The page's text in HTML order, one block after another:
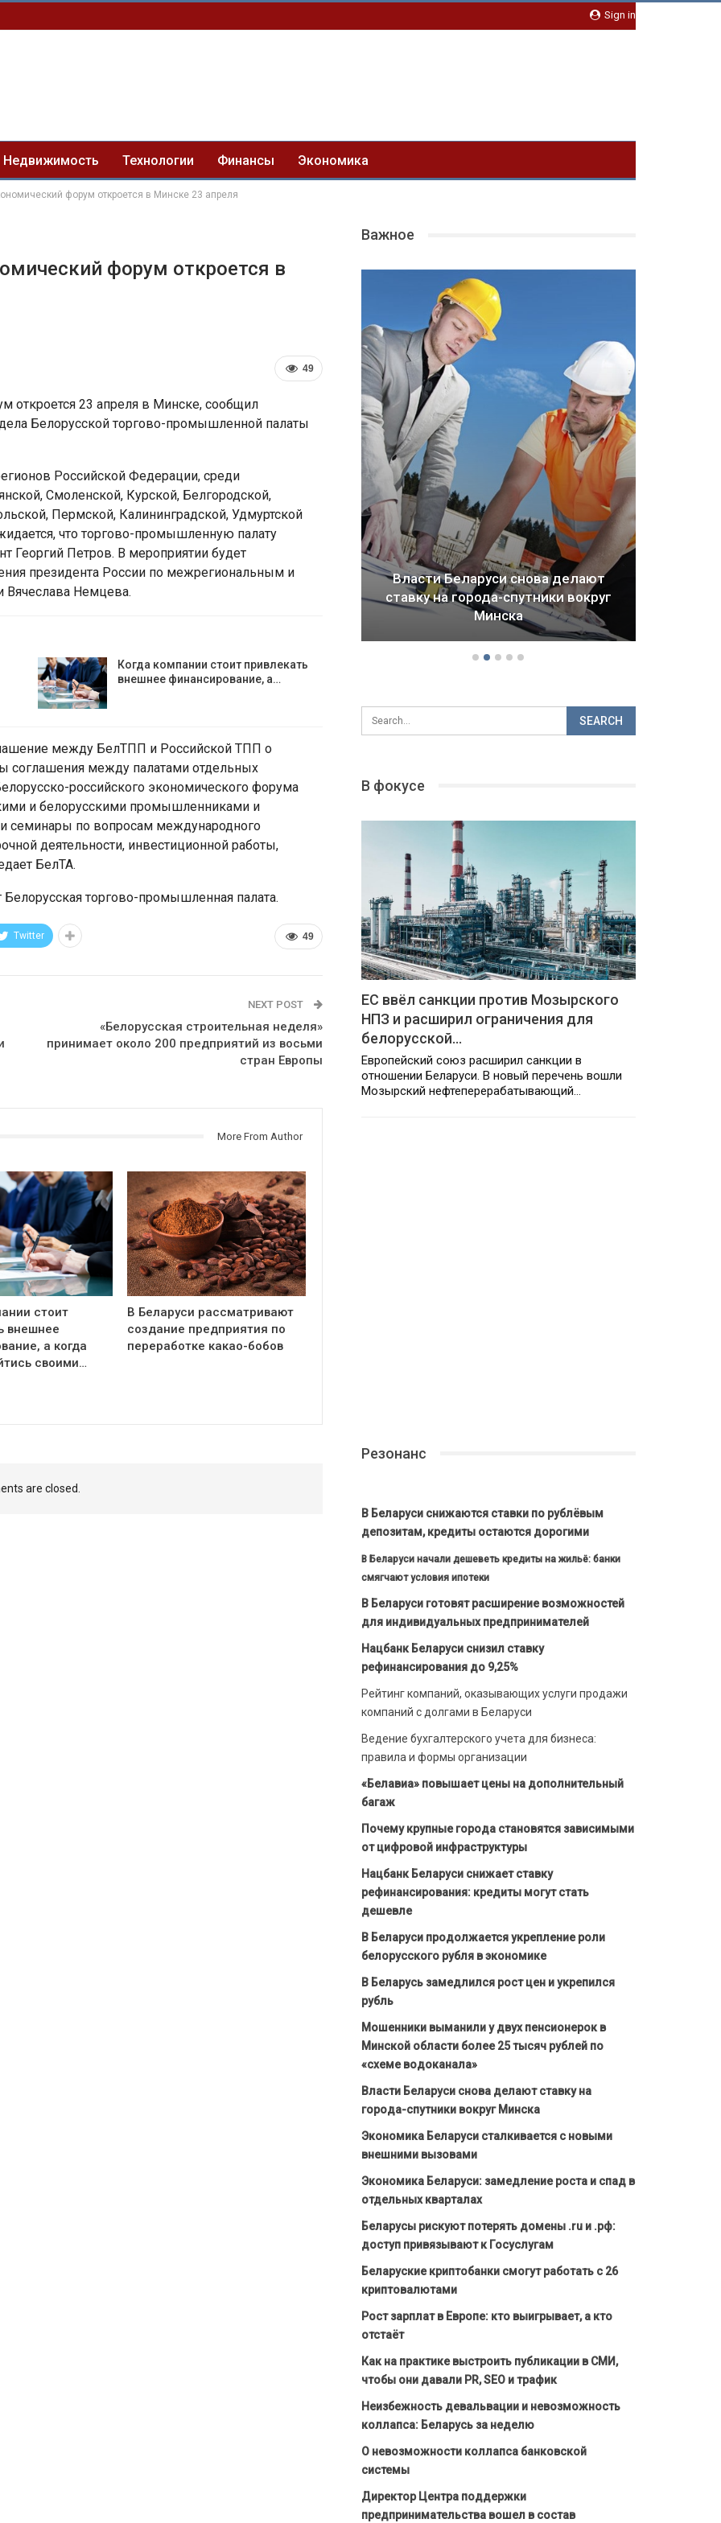
Sign in
Недвижимость Технологии Финансы Экономика
форум откроется в Минске 23 апреля
форум откроется в
49
откроется 23 апреля в Минске, сообщил
Белорусской торгово-промышленной палаты
Российской Федерации, среди
Смоленской, Курской, Белгородской,
Пермской, Калининградской, Удмуртской
что торгово-промышленную палату
Георгий Петров. В мероприятии будет
президента России по межрегиональным и
Вячеслава Немцева.
Когда компании стоит привлекать
внешнее финансирование, а…
между БелТПП и Российской ТПП о
соглашения между палатами отдельных
российского экономического форума
и белорусскими промышленниками и
семинары по вопросам международного
деятельности, инвестиционной работы,
БелТА.
торгово-промышленная палата.
49
Twitter
NEXT POST
«Белорусская строительная неделя»
принимает около 200 предприятий из восьми
стран Европы
More From Author
стоит
внешнее
а когда
своими…
В Беларуси рассматривают
создание предприятия по
переработке какао-бобов
are closed.
Важное
Власти Беларуси снова делают
ставку на города-спутники вокруг
Драма Детройта: как ломается
будущее городов и стран
В фокусе
ЕС ввёл санкции против Мозырского
НПЗ и расширил ограничения для
белорусской…
Европейский союз расширил санкции в
отношении Беларуси. В новый перечень вошли
Мозырский нефтеперерабатывающий…
Резонанс
В Беларуси снижаются ставки по рублёвым
депозитам, кредиты остаются дорогими
В Беларуси начали дешеветь кредиты на жильё: банки
смягчают условия ипотеки
В Беларуси готовят расширение возможностей
для индивидуальных предпринимателей
Нацбанк Беларуси снизил ставку
рефинансирования до 9,25%
Рейтинг компаний, оказывающих услуги продажи
компаний с долгами в Беларуси
Ведение бухгалтерского учета для бизнеса:
правила и формы организации
«Белавиа» повышает цены на дополнительный
багаж
Почему крупные города становятся зависимыми
от цифровой инфраструктуры
Нацбанк Беларуси снижает ставку
рефинансирования: кредиты могут стать
дешевле
В Беларуси продолжается укрепление роли
белорусского рубля в экономике
В Беларусь замедлился рост цен и укрепился
рубль
Мошенники выманили у двух пенсионерок в
Минской области более 25 тысяч рублей по
«схеме водоканала»
Власти Беларуси снова делают ставку на
города-спутники вокруг Минска
Экономика Беларуси сталкивается с новыми
внешними вызовами
Экономика Беларуси: замедление роста и спад в
отдельных кварталах
Беларусы рискуют потерять домены .ru и .рф:
доступ привязывают к Госуслугам
Беларуские криптобанки смогут работать с 26
криптовалютами
Рост зарплат в Европе: кто выигрывает, а кто
отстаёт
Как на практике выстроить публикации в СМИ,
чтобы они давали PR, SEO и трафик
Неизбежность девальвации и невозможность
коллапса: Беларусь за неделю
О невозможности коллапса банковской
системы
Директор Центра поддержки
предпринимательства вошел в состав